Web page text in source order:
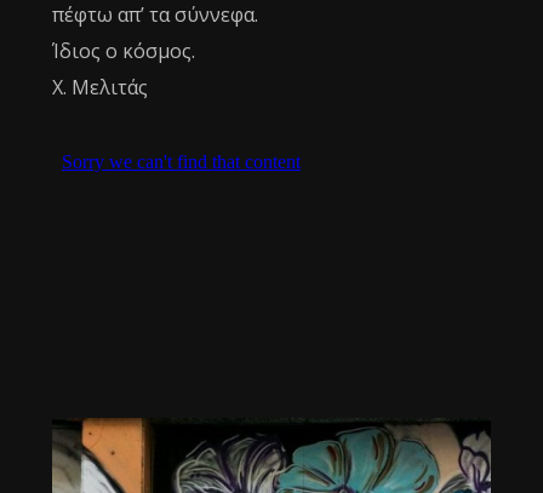
πέφτω απ’ τα σύννεφα.
Ίδιος ο κόσμος.
Χ. Μελιτάς